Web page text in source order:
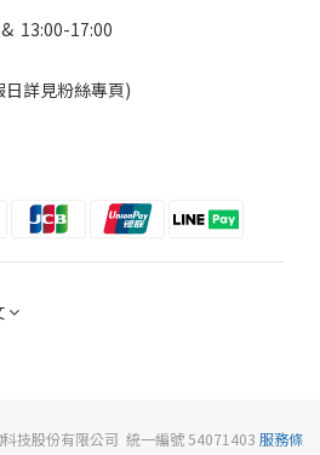
13:00-17:00
日詳見粉絲專頁)
技股份有限公司 統一編號 54071403 服務條